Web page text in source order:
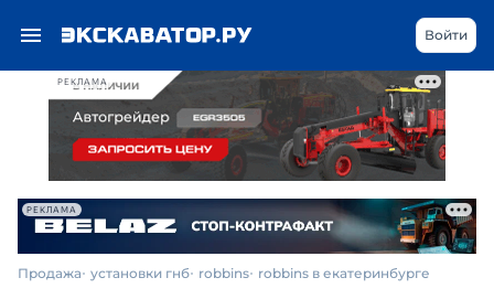
РЕКЛАМА
Войти
РЕКЛАМА
Продажа установки гнб robbins robbins в екатеринбурге